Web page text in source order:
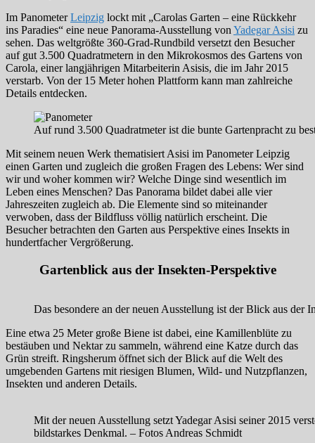
Im PanometerLeipzig lockt mit „Carolas Garten – eine Rückkehr
ins Paradies“ eine neue Panorama-Ausstellung von Yadegar Asisi zu
sehen. Das weltgrößte 360-Grad-Rundbild versetzt den Besucher
auf gut 3.500 Quadratmetern in den Mikrokosmos des Gartens von
Carola, einer langjährigen Mitarbeiterin Asisis, die im Jahr 2015
verstarb. Von der 15 Meter hohen Plattform kann man zahlreiche
Details entdecken.
Auf rund 3.500 Quadratmeter ist die bunte Gartenpracht zu
Mit seinem neuen Werk thematisiert Asisi im Panometer Leipzig
einen Garten und zugleich die großen Fragen des Lebens: Wer sind
wir und woher kommen wir? Welche Dinge sind wesentlich im
Leben eines Menschen? Das Panorama bildet dabei alle vier
Jahreszeiten zugleich ab. Die Elemente sind so miteinander
verwoben, dass der Bildfluss völlig natürlich erscheint. Die
Besucher betrachten den Garten aus Perspektive eines Insekts in
hundertfacher Vergrößerung.
Gartenblick aus der Insekten-Perspektive
Das besondere an der neuen Ausstellung ist der Blick aus der
Eine etwa 25 Meter große Biene ist dabei, eine Kamillenblüte zu
bestäuben und Nektar zu sammeln, während eine Katze durch das
Grün streift. Ringsherum öffnet sich der Blick auf die Welt des
umgebenden Gartens mit riesigen Blumen, Wild- und Nutzpflanzen,
Insekten und anderen Details.
Mit der neuen Ausstellung setzt Yadegar Asisi seiner 2015
bildstarkes Denkmal. – Fotos Andreas Schmidt